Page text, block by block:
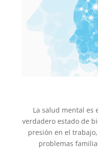
La salud mental es
verdadero estado de
presión en el
problemas